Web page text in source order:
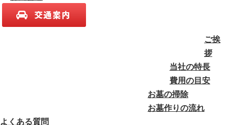
ご挨
拶
当社の特長
費用の目安
お墓の掃除
お墓作りの流れ
よくある質問